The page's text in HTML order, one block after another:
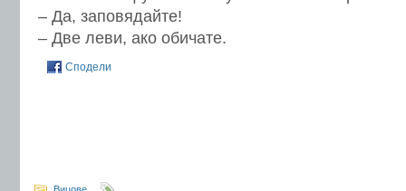
– Да, заповядайте!
– Две леви, ако обичате.
Сподели